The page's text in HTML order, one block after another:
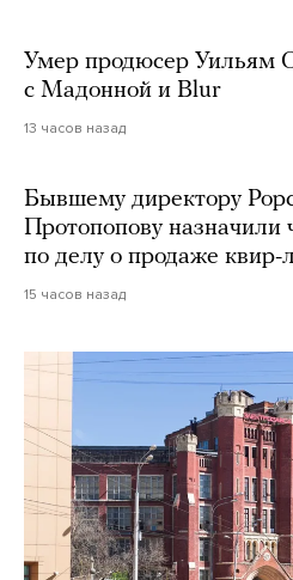
Умер продюсер Уильям
с Мадонной и Blur
13 часов назад
Бывшему директору
Протопопову назначили
по делу о продаже квир-
15 часов назад